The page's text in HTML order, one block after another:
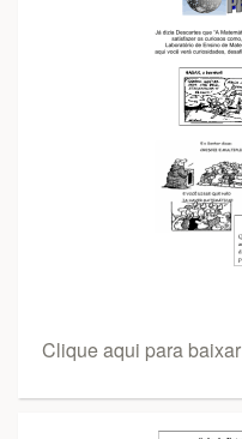
Clique aqui para baixar